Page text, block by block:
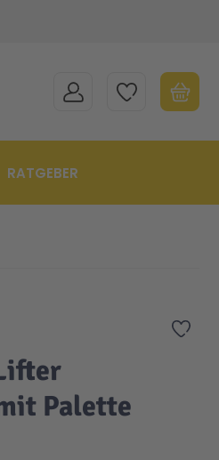
MEIN KONTOMEINE WUNSCHLISTE
RATGEBER
Zur
Palette